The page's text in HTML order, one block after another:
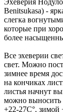
Benitsukasa) -
слегка
которые при
более
Все эхеверии
свет. Можно
зимнее время
на кончиках
листья начнут
можно выносить
+22-27С°, зимой